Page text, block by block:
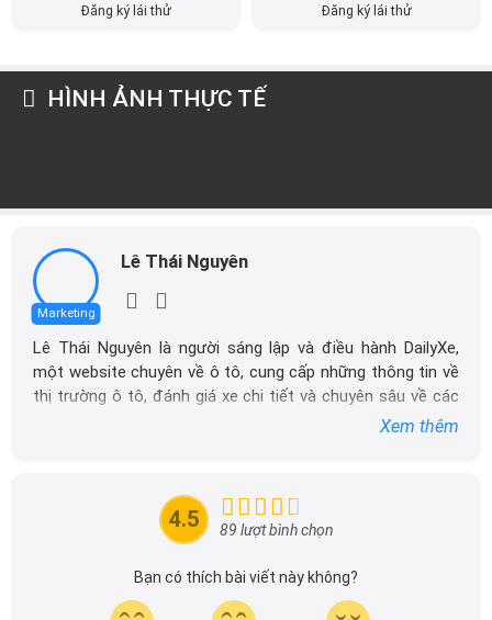
Đăng ký lái thử Đăng ký lái thử
HÌNH ẢNH THỰC TẾ
Marketing
Lê Thái Nguyên
Lê Thái Nguyên là người sáng lập và điều hành DailyXe,
một website chuyên về ô tô, cung cấp những thông tin về
thị trường ô tô, đánh giá xe chi tiết và chuyên sâu về các
đầu cho những người yêu thích ô tô tại Việt Nam. Hãy
theo dõi tôi để cập nhật thông tin về thị trường ô tô
Xem thêm
4.5 89 lượt bình chọn
Bạn có thích bài viết này không?